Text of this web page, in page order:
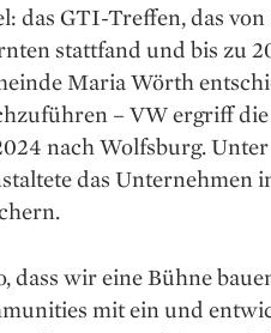
das GTI-Treffen, das
stattfand und bis zu
Maria Wörth
– VW ergriff
nach Wolfsburg.
das ­Unternehmen
dass wir eine Bühne
mit ein und